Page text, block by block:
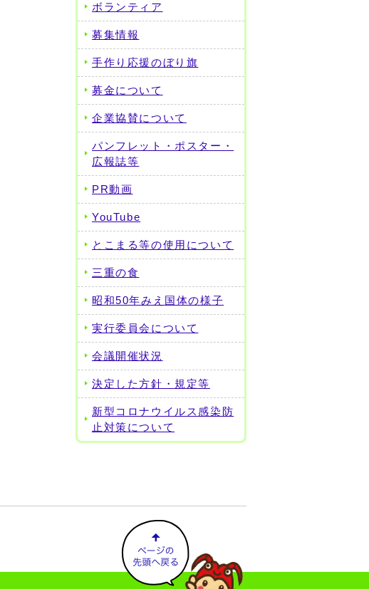
ボランティア
募集情報
手作り応援のぼり旗
募金について
企業協賛について
パンフレット・ポスター・
広報誌等
PR動画
YouTube
とこまる等の使用について
三重の食
昭和50年みえ国体の様子
実行委員会について
会議開催状況
決定した方針・規定等
新型コロナウイルス感染防
止対策について